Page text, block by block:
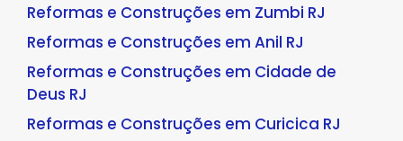
Reformas e Construções em Zumbi RJ
Reformas e Construções em Anil RJ
Reformas e Construções em Cidade de
Deus RJ
Reformas e Construções em Curicica RJ